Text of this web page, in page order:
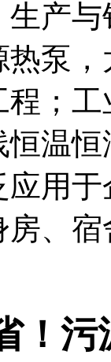
产
泵
；
温
用
、
！